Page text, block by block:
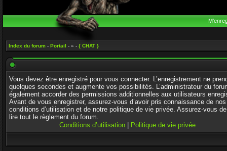
Index du forum - Portail - » - { CHAT }
Vous devez être enregistré pour vous connecter. L’enregistrement ne
quelques secondes et augmente vos possibilités. L’administrateur du
également accorder des permissions additionnelles aux utilisateurs
Avant de vous enregistrer, assurez-vous d’avoir pris connaissance de nos
conditions d’utilisation et de notre politique de vie privée. Assurez-vous
lire tout le règlement du forum.
Conditions d’utilisation| Politique de vie privée